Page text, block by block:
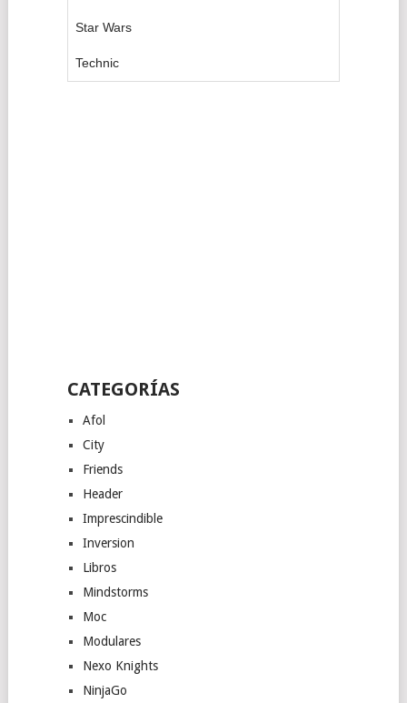
Star Wars
Technic
CATEGORÍAS
Afol
City
Friends
Header
Imprescindible
Inversion
Libros
Mindstorms
Moc
Modulares
Nexo Knights
NinjaGo